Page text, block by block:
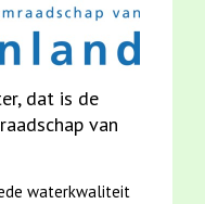
dat is de
van
waterkwaliteit